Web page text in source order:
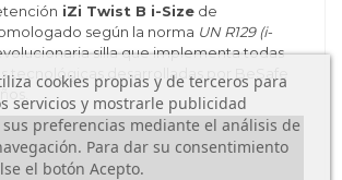
iZi Twist B i-Sizede
según la norma UN R129 (i-
silla que implementa todas
tecnológicas desarrolladas por BeSafe
cookies propias y de terceros para
servicios y mostrarle publicidad
preferencias mediante el análisis de
Para dar su consentimiento
el botón Acepto.